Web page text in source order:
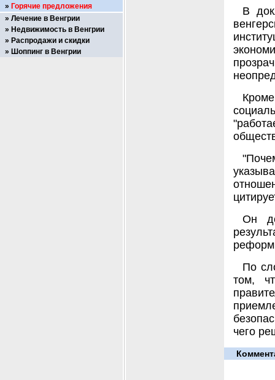
В
Он
По
том,
чего
Горячие предложения
Лечение в Венгрии
Недвижимость в Венгрии
Распродажи и скидки
Шоппинг в Венгрии